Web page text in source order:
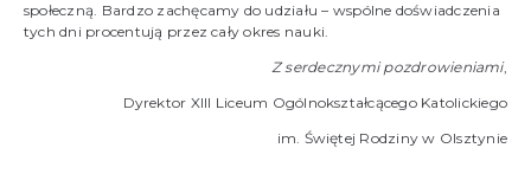
społeczną. Bardzo zachęcamy do udziału – wspólne doświadczenia
tych dni procentują przez cały okres nauki.
Z serdecznymi pozdrowieniami,
Dyrektor XIII Liceum Ogólnokształcącego Katolickiego
im. Świętej Rodziny w Olsztynie